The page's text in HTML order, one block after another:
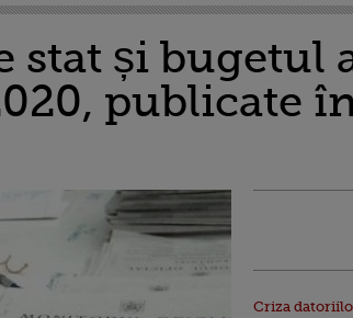
stat și bugetul
publicate
Criza